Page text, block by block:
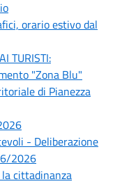
orario estivo dal
TURISTI:
"Zona Blu"
di Pianezza
- Deliberazione
2026
cittadinanza